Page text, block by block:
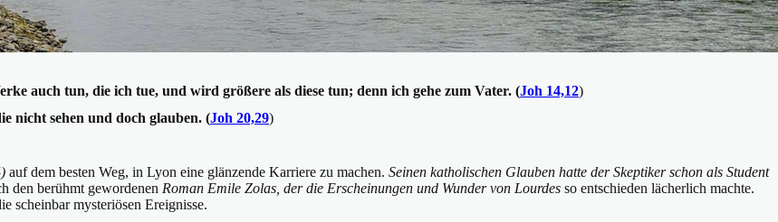
auch tun, die ich tue, und wird größere als diese tun; denn ich gehe zum Vater. (Joh 14,12)
nicht sehen und doch glauben. (Joh 20,29)
auf dem besten Weg, in Lyon eine glänzende Karriere zu machen. Seinen katholischen Glauben hatte der Skeptiker schon als Student
den berühmt gewordenen Roman Emile Zolas, der die Erscheinungen und Wunder von Lourdes so entschieden lächerlich machte.
scheinbar mysteriösen Ereignisse.